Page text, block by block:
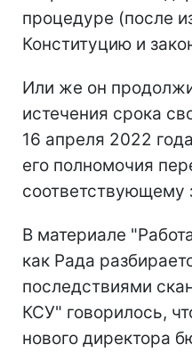
процедуре (после
Конституцию и
Или же он
истечения срока
16 апреля 2022
его полномочия
соответствующему
В материале
как Рада
последствиями
КСУ" говорилось,
нового директора